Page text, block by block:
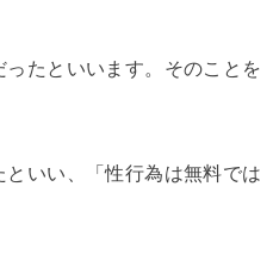
たといいます。そのことを
いい、「性行為は無料では